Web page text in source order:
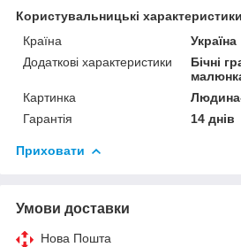
Користувальницькі характеристики
Країна
Україна
Додаткові характеристики
Бічні
Картинка
Гарантія
14 днів
Приховати
Умови доставки
Нова Пошта